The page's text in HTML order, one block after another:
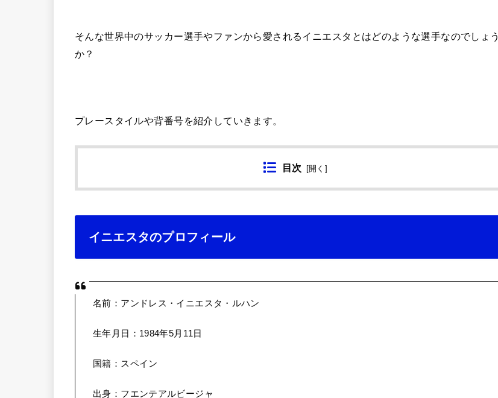
そんな世界中のサッカー選手やファンから愛されるイニエスタとはどのような選手なのでしょう
か？
プレースタイルや背番号を紹介していきます。
目次 開く
イニエスタのプロフィール
名前：アンドレス・イニエスタ・ルハン
生年月日：1984年5月11日
国籍：スペイン
出身：フエンテアルビージャ